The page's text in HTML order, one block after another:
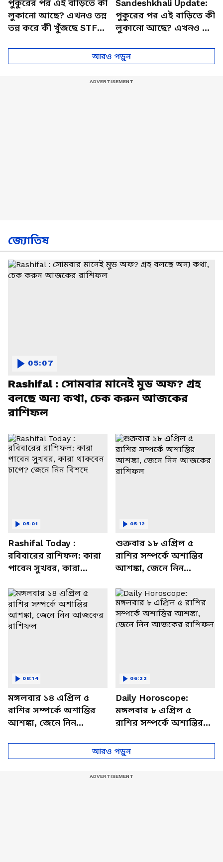
পুকুরের পর এই বাড়িতে কী
লুকানো আছে? এখনও তন্ন
তন্ন করে কী খুঁজছে STF? |
Sandeshkhali Update:
পুকুরের পর এই বাড়িতে কী
লুকানো আছে? এখনও তন্ন
আরও পড়ুন
জ্যোতিষ
Rashifal : সোমবার মানেই মুড অফ? গ্রহ
বলছে অন্য কথা, চেক করুন আজকের
রাশিফল
05:07
Rashifal Today :
রবিবারের রাশিফল: কারা
পাবেন সুখবর, কারা
বিশদে
05:01
শুক্রবার ১৮ এপ্রিল ৫
রাশির সম্পর্কে অশান্তির
আশঙ্কা, জেনে নিন
05:12
মঙ্গলবার ১৪ এপ্রিল ৫
রাশির সম্পর্কে অশান্তির
আশঙ্কা, জেনে নিন
08:14
Daily Horoscope:
মঙ্গলবার ৮ এপ্রিল ৫
রাশির সম্পর্কে অশান্তির
আজকের রাশিফল
06:22
আরও পড়ুন